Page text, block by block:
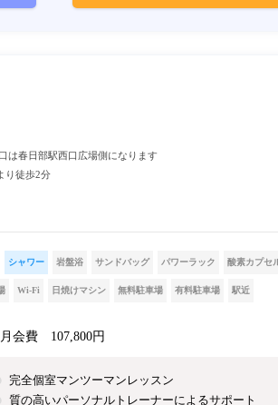
春日部駅西口広場側になります
り徒歩2分
シャワー 岩盤浴 サンドバッグ パワーラック 酸素カプセ
Wi-Fi 日焼けマシン 無料駐車場 有料駐車場 駅近
月会費 107,800円
完全個室マンツーマンレッスン
質の高いパーソナルトレーナーによるサポート